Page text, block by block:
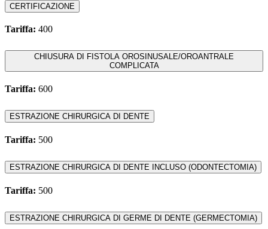
CERTIFICAZIONE
Tariffa: 400
CHIUSURA DI FISTOLA OROSINUSALE/OROANTRALE
COMPLICATA
Tariffa: 600
ESTRAZIONE CHIRURGICA DI DENTE
Tariffa: 500
ESTRAZIONE CHIRURGICA DI DENTE INCLUSO (ODONTECTOMIA)
Tariffa: 500
ESTRAZIONE CHIRURGICA DI GERME DI DENTE (GERMECTOMIA)